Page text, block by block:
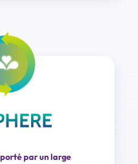
porté par un large